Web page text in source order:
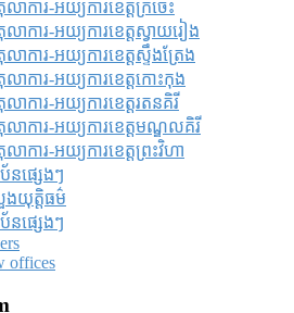
ាការ-អយ្យការខេត្តក្រចេះ
ាការ-អយ្យការខេត្តស្វាយរៀង
ាការ-អយ្យការខេត្តស្ទឹងត្រែង
ាការ-អយ្យការខេត្តកោះកុង
ាការ-អយ្យការខេត្តរតនគិរី
ាការ-អយ្យការខេត្តមណ្ឌលគិរី
ាការ-អយ្យការខេត្តព្រះវិហា
នផ្សេងៗ
ងយុត្តិធម៌
នផ្សេងៗ
offices